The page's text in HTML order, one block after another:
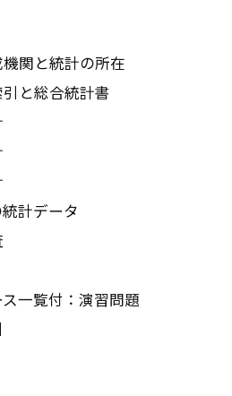
関と統計の所在
と総合統計書
計データ
覧――付：演習問題――